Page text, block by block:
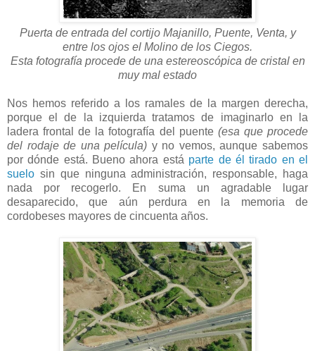
Puerta de entrada del cortijo Majanillo, Puente, Venta, y
entre los ojos el Molino de los Ciegos.
Esta fotografía procede de una estereoscópica de cristal en
muy mal estado
Nos hemos referido a los ramales de la margen derecha,
porque el de la izquierda tratamos de imaginarlo en la
ladera frontal de la fotografía del puente (esa que procede
del rodaje de una película) y no vemos, aunque sabemos
por dónde está. Bueno ahora está parte de él tirado en el
suelo sin que ninguna administración, responsable, haga
nada por recogerlo. En suma un agradable lugar
desaparecido, que aún perdura en la memoria de
cordobeses mayores de cincuenta años.